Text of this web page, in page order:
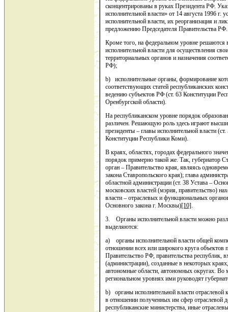
сконцентрированы в руках Президента РФ.
исполнительной власти» от 14 августа 1996 г.
исполнительной власти, их реорганизация и
предложению Председателя Правительства РФ.
Кроме того, на федеральном уровне
исполнительной власти для осуществления
территориальных органов и назначения
РФ);
b) исполнительные органы, формирование
соответствующих статей республиканских
ведению субъектов РФ (ст. 63 Конституции
Оренбургской области).
На республиканском уровне порядок
различен. Решающую роль здесь играют
президенты – главы исполнительной власти
Конституции Республики Коми).
В краях, областях, городах федерального
порядок примерно такой же. Так, губернатор
орган – Правительство края, являясь
закона Ставропольского края); глава
областной администрации (ст. 38 Устава –
московских властей (мэрия, правительство)
власти – отраслевых и функциональных
Основного закона г. Москвы)[10].
3. Органы исполнительной власти можно
выделяются:
a) органы исполнительной власти общей
отношении всех или широкого круга
Правительство РФ, правительства республик,
(администрации), созданные в некоторых
автономные области, автономных округах. Во
региональном уровнях ими руководят
b) органы исполнительной власти
в отношении полученных им сфер отраслевой
республиканские министерства, иные